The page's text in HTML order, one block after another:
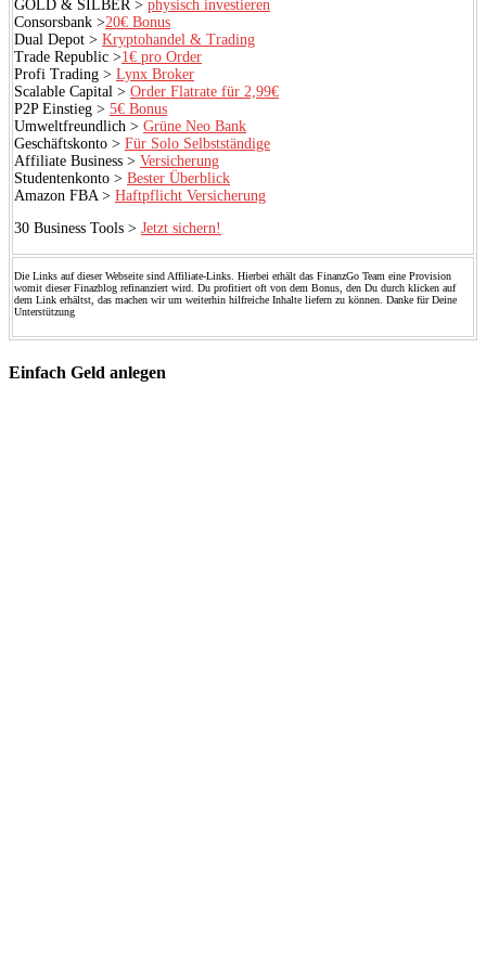
GOLD & SILBER > physisch investieren
Consorsbank >20€ Bonus
Dual Depot > Kryptohandel & Trading
Trade Republic >1€ pro Order
Profi Trading > Lynx Broker
Scalable Capital > Order Flatrate für 2,99€
P2P Einstieg > 5€ Bonus
Umweltfreundlich > Grüne Neo Bank
Geschäftskonto > Für Solo Selbstständige
Affiliate Business > Versicherung
Studentenkonto > Bester Überblick
Amazon FBA > Haftpflicht Versicherung
30 Business Tools > Jetzt sichern!
Die Links auf dieser Webseite sind Affiliate-Links. Hierbei erhält das FinanzGo Team eine Provision
womit dieser Finazblog refinanziert wird. Du profitiert oft von dem Bonus, den Du durch klicken auf
dem Link erhältst, das machen wir um weiterhin hilfreiche Inhalte liefern zu können. Danke für Deine
Unterstützung
Einfach Geld anlegen